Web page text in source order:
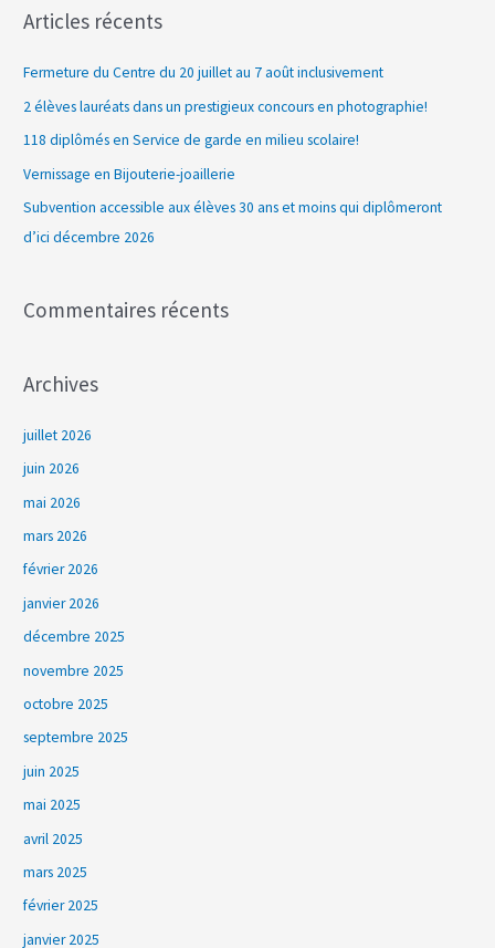
h
h
e
r
Articles récents
Fermeture du Centre du 20 juillet au 7 août inclusivement
2 élèves lauréats dans un prestigieux concours en photographie!
118 diplômés en Service de garde en milieu scolaire!
Vernissage en Bijouterie-joaillerie
Subvention accessible aux élèves 30 ans et moins qui diplômeront
d’ici décembre 2026
Commentaires récents
Archives
juillet 2026
juin 2026
mai 2026
mars 2026
février 2026
janvier 2026
décembre 2025
novembre 2025
octobre 2025
septembre 2025
juin 2025
mai 2025
avril 2025
mars 2025
février 2025
janvier 2025